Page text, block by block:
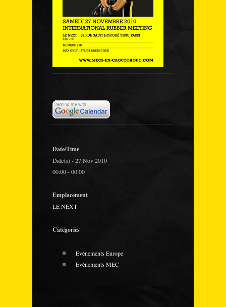
Date/Time
Date(s) - 27 Nov 2010
00:00 - 00:00
Emplacement
LE NEXT
Catégories
Evènements Europe
Evènements MEC